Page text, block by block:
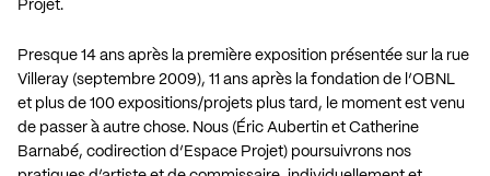
Projet.
Presque 14 ans après la première exposition présentée sur la rue
Villeray (septembre 2009), 11 ans après la fondation de l’OBNL
et plus de 100 expositions/projets plus tard, le moment est venu
de passer à autre chose. Nous (Éric Aubertin et Catherine
Barnabé, codirection d’Espace Projet) poursuivrons nos